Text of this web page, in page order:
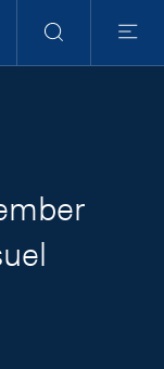
RechercheMenu